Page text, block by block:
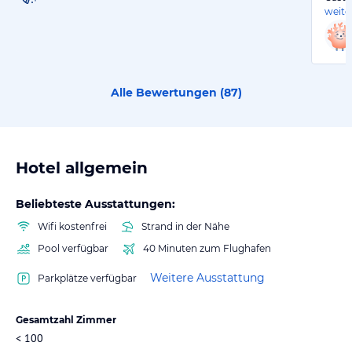
Alle Bewertungen (87)
Hotel allgemein
Beliebteste Ausstattungen:
Wifi kostenfrei
Strand in der Nähe
Pool verfügbar
40 Minuten zum Flughafen
Parkplätze verfügbar Weitere Ausstattung
Gesamtzahl Zimmer
< 100